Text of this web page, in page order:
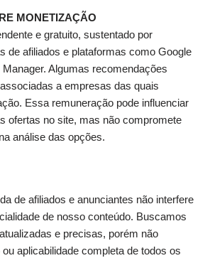
MONETIZAÇÃO
e gratuito, sustentado por
de afiliados e plataformas como Google
Algumas recomendações
a empresas das quais
Essa remuneração pode influenciar
ofertas no site, mas não compromete
análise das opções.
de afiliados e anunciantes não interfere
de nosso conteúdo. Buscamos
e precisas, porém não
aplicabilidade completa de todos os